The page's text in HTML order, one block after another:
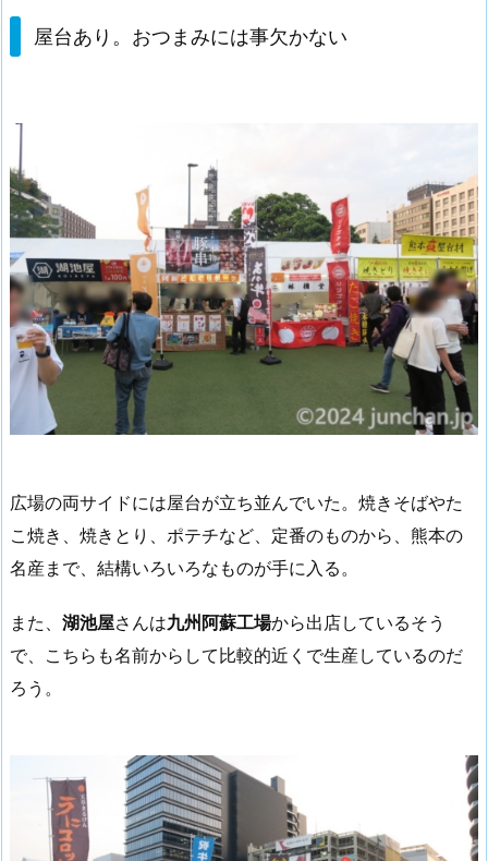
屋台あり。おつまみには事欠かない
広場の両サイドには屋台が立ち並んでいた。焼きそばやた
こ焼き、焼きとり、ポテチなど、定番のものから、熊本の
名産まで、結構いろいろなものが手に入る。
また、 湖池屋さんは九州阿蘇工場から出店しているそう
で、こちらも名前からして比較的近くで生産しているのだ
ろう。